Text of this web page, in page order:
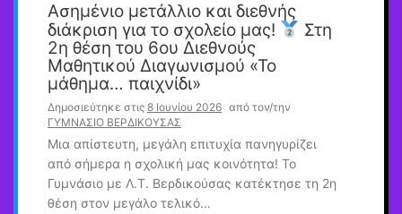
Ασημένιο μετάλλιο και διεθνής
διάκριση για το σχολείο μας!
Στη
2η θέση του 6ου Διεθνούς
Μαθητικού Διαγωνισμού «Το
μάθημα… παιχνίδι»
Δημοσιεύτηκε στις 8 Ιουνίου 2026 από τον/την
ΓΥΜΝΑΣΙΟ ΒΕΡΔΙΚΟΥΣΑΣ
Μια απίστευτη, μεγάλη επιτυχία πανηγυρίζει
από σήμερα η σχολική μας κοινότητα! Το
Γυμνάσιο με Λ.Τ. Βερδικούσας κατέκτησε τη 2η
θέση στον μεγάλο τελικό…